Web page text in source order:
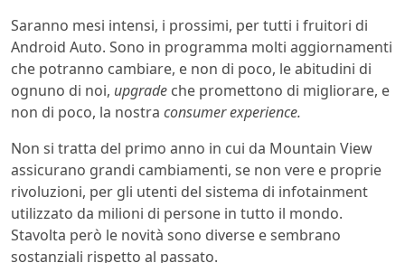
Saranno mesi intensi, i prossimi, per tutti i fruitori di
Android Auto. Sono in programma molti aggiornamenti
che potranno cambiare, e non di poco, le abitudini di
ognuno di noi, upgrade che promettono di migliorare, e
non di poco, la nostra consumer experience.
Non si tratta del primo anno in cui da Mountain View
assicurano grandi cambiamenti, se non vere e proprie
rivoluzioni, per gli utenti del sistema di infotainment
utilizzato da milioni di persone in tutto il mondo.
Stavolta però le novità sono diverse e sembrano
sostanziali rispetto al passato.